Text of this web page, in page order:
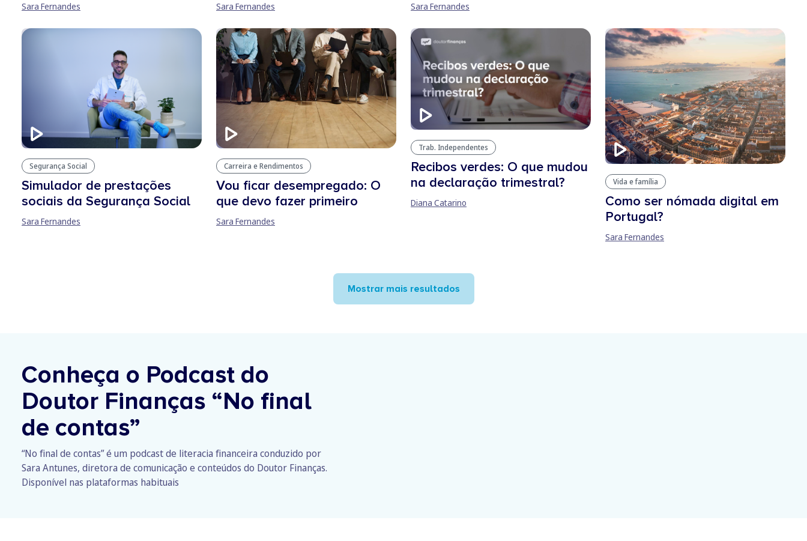
Sara Fernandes Sara Fernandes Sara Fernandes
Segurança Social
Simulador de prestações
sociais da Segurança Social
Sara Fernandes
Carreira e Rendimentos
Vou ficar desempregado: O
que devo fazer primeiro
Sara Fernandes
Trab. Independentes
Recibos verdes: O que mudou
na declaração trimestral?
Diana Catarino
Vida e família
Como ser nómada digital em
Portugal?
Sara Fernandes
Mostrar mais resultados
Conheça o Podcast do
Doutor Finanças “No final
de contas”
“No final de contas” é um podcast de literacia financeira conduzido por
Sara Antunes, diretora de comunicação e conteúdos do Doutor Finanças.
Disponível nas plataformas habituais